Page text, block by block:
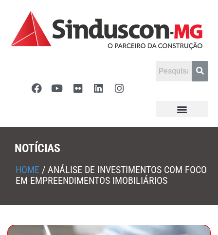
NOTÍCIAS
HOME / ANÁLISE DE INVESTIMENTOS COM FOCO
EM EMPREENDIMENTOS IMOBILIÁRIOS